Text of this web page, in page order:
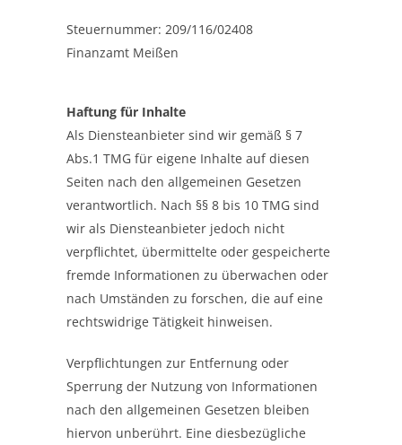
Steuernummer: 209/116/02408
Finanzamt Meißen
Haftung für Inhalte
Als Diensteanbieter sind wir gemäß § 7
Abs.1 TMG für eigene Inhalte auf diesen
Seiten nach den allgemeinen Gesetzen
verantwortlich. Nach §§ 8 bis 10 TMG sind
wir als Diensteanbieter jedoch nicht
verpflichtet, übermittelte oder gespeicherte
fremde Informationen zu überwachen oder
nach Umständen zu forschen, die auf eine
rechtswidrige Tätigkeit hinweisen.
Verpflichtungen zur Entfernung oder
Sperrung der Nutzung von Informationen
nach den allgemeinen Gesetzen bleiben
hiervon unberührt. Eine diesbezügliche